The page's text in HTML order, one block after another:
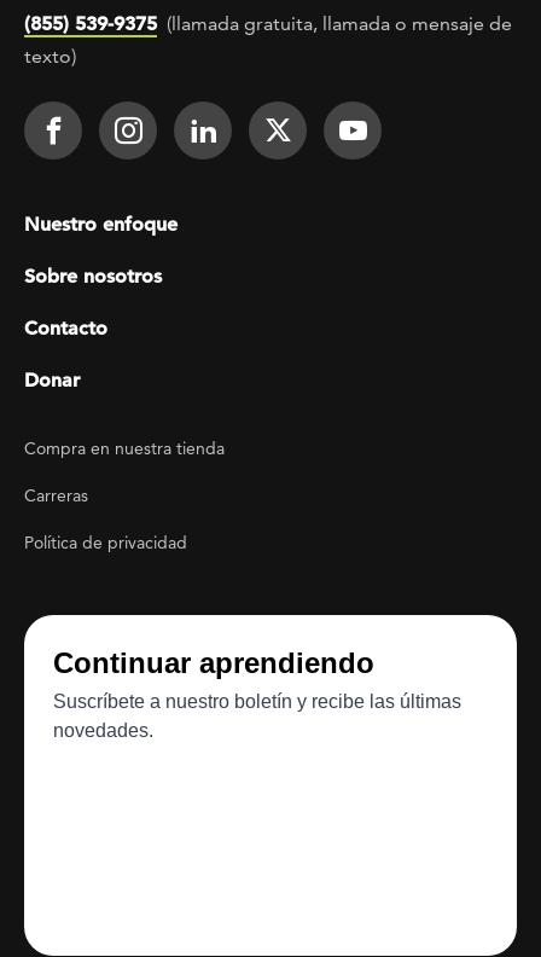
(855) 539-9375 (llamada gratuita, llamada o mensaje de
texto)
Footer Social
Face It TOGETHER on Facebook
Face It TOGETHER on
Face It TOGETHER on
Face ItFace It
Footer menu
Nuestro enfoque
Sobre nosotros
Contacto
Donar
Footer Utility
Compra en nuestra tienda
Carreras
Política de privacidad